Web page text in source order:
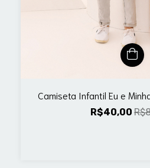
Camiseta Infantil Eu e
R$40,00